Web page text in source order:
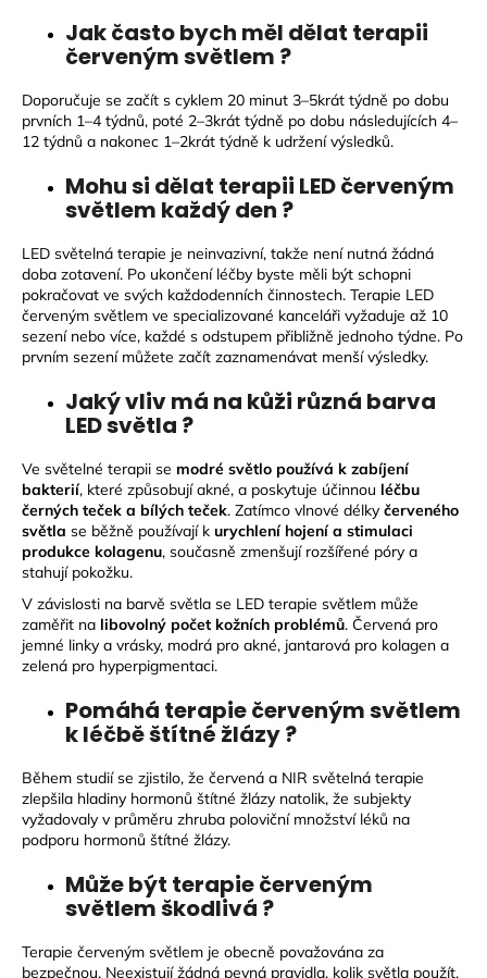
Jak často bych měl dělat terapii
červeným světlem ?
Doporučuje se začít s cyklem 20 minut 3–5krát týdně po dobu
prvních 1–4 týdnů, poté 2–3krát týdně po dobu následujících 4–
12 týdnů a nakonec 1–2krát týdně k udržení výsledků.
Mohu si dělat terapii LED červeným
světlem každý den ?
LED světelná terapie je neinvazivní, takže není nutná žádná
doba zotavení. Po ukončení léčby byste měli být schopni
pokračovat ve svých každodenních činnostech. Terapie LED
červeným světlem ve specializované kanceláři vyžaduje až 10
sezení nebo více, každé s odstupem přibližně jednoho týdne. Po
prvním sezení můžete začít zaznamenávat menší výsledky.
Jaký vliv má na kůži různá barva
LED světla ?
Ve světelné terapii se modré světlo používá k zabíjení
bakterií, které způsobují akné, a poskytuje účinnou léčbu
černých teček a bílých teček. Zatímco vlnové délky červeného
světla se běžně používají k urychlení hojení a stimulaci
produkce kolagenu, současně zmenšují rozšířené póry a
stahují pokožku.
V závislosti na barvě světla se LED terapie světlem může
zaměřit na libovolný počet kožních problémů. Červená pro
jemné linky a vrásky, modrá pro akné, jantarová pro kolagen a
zelená pro hyperpigmentaci.
Pomáhá terapie červeným světlem
k léčbě štítné žlázy ?
Během studií se zjistilo, že červená a NIR světelná terapie
zlepšila hladiny hormonů štítné žlázy natolik, že subjekty
vyžadovaly v průměru zhruba poloviční množství léků na
podporu hormonů štítné žlázy.
Může být terapie červeným
světlem škodlivá ?
Terapie červeným světlem je obecně považována za
bezpečnou. Neexistují žádná pevná pravidla, kolik světla použít.